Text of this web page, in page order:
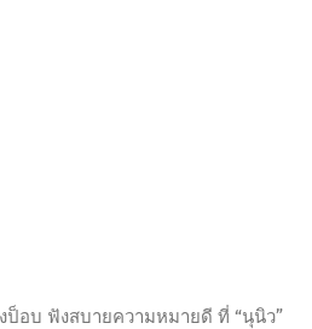
ป็อบ ฟังสบายความหมายดี ที่ “นุนิว”